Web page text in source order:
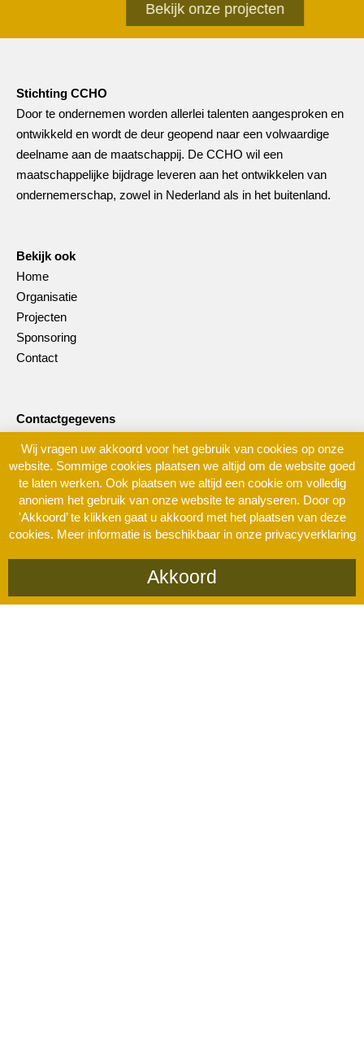
Bekijk onze projecten
Stichting CCHO
Door te ondernemen worden allerlei talenten aangesproken en
ontwikkeld en wordt de deur geopend naar een volwaardige
deelname aan de maatschappij. De CCHO wil een
maatschappelijke bijdrage leveren aan het ontwikkelen van
ondernemerschap, zowel in Nederland als in het buitenland.
Bekijk ook
Home
Organisatie
Projecten
Sponsoring
Contact
Contactgegevens
Trasmolenlaan 5
3447 GZ Woerden
Nederland
info@ccho.nl
Privacyverklaring – Website door
Wij vragen uw akkoord voor het gebruik van cookies op onze
website. Sommige cookies plaatsen we altijd om de website goed
te laten werken. Ook plaatsen we altijd een cookie om volledig
anoniem het gebruik van onze website te analyseren. Door op
'Akkoord’ te klikken gaat u akkoord met het plaatsen van deze
cookies. Meer informatie is beschikbaar in onze privacyverklaring
Akkoord